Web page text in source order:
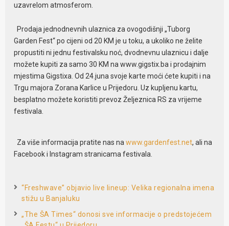
uzavrelom atmosferom.
Prodaja jednodnevnih ulaznica za ovogodišnji „Tuborg
Garden Fest“ po cijeni od 20 KM je u toku, a ukoliko ne želite
propustiti ni jednu festivalsku noć, dvodnevnu ulaznicu i dalje
možete kupiti za samo 30 KM na www.gigstix.ba i prodajnim
mjestima Gigstixa. Od 24.juna svoje karte moći ćete kupiti i na
Trgu majora Zorana Karlice u Prijedoru. Uz kupljenu kartu,
besplatno možete koristiti prevoz Željeznica RS za vrijeme
festivala.
Za više informacija pratite nas nawww.gardenfest.net, ali na
Facebook i Instagram stranicama festivala.
“Freshwave” objavio live lineup: Velika regionalna imena
stižu u Banjaluku
„The ŠA Times“ donosi sve informacije o predstojećem